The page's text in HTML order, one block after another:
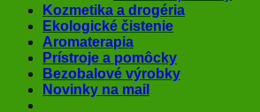
Kozmetika a drogéria
Ekologické čistenie
Aromaterapia
Prístroje a pomôcky
Bezobalové výrobky
Novinky na mail